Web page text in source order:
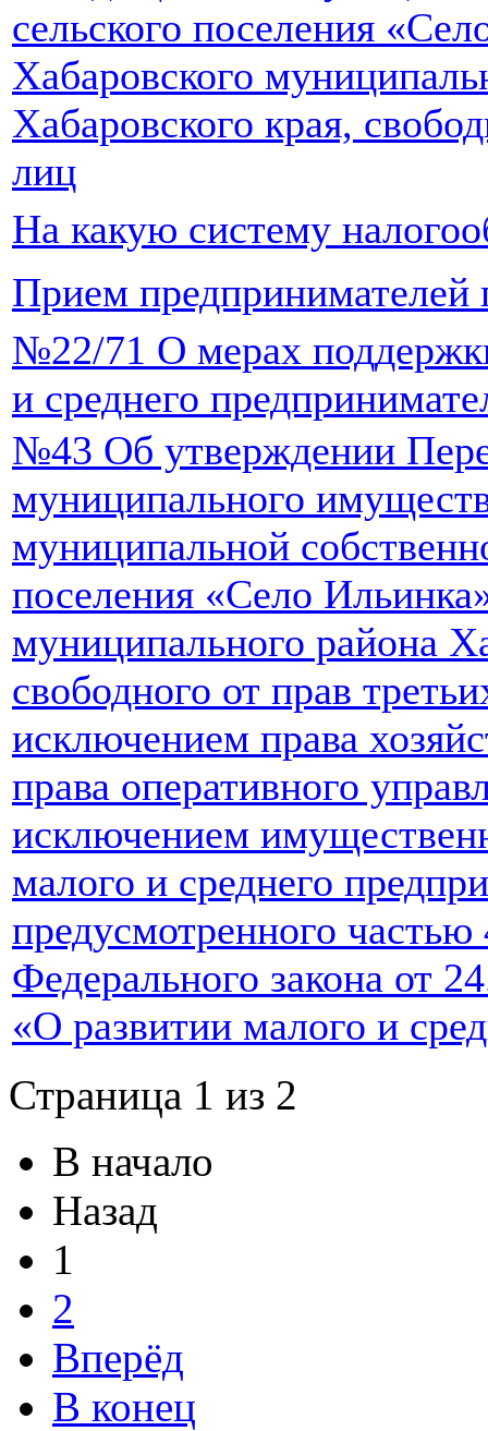
сельского поселения
Хабаровского
Хабаровского края,
лиц
На какую систему
Прием предпринимателей
№22/71 О мерах
и среднего
№43 Об утверждении
муниципального
муниципальной
поселения «Село
муниципального района
свободного от прав
исключением права
права оперативного
исключением
малого и среднего
предусмотренного частью
Федерального закона от
«О развитии малого и
Страница 1 из 2
В начало
Назад
1
2
Вперёд
В конец